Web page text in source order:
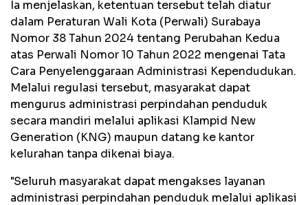
Ia menjelaskan, ketentuan tersebut telah diatur
dalam Peraturan Wali Kota (Perwali) Surabaya
Nomor 38 Tahun 2024 tentang Perubahan Kedua
atas Perwali Nomor 10 Tahun 2022 mengenai Tata
Cara Penyelenggaraan Administrasi Kependudukan.
Melalui regulasi tersebut, masyarakat dapat
mengurus administrasi perpindahan penduduk
secara mandiri melalui aplikasi Klampid New
Generation (KNG) maupun datang ke kantor
kelurahan tanpa dikenai biaya.
"Seluruh masyarakat dapat mengakses layanan
administrasi perpindahan penduduk melalui aplikasi